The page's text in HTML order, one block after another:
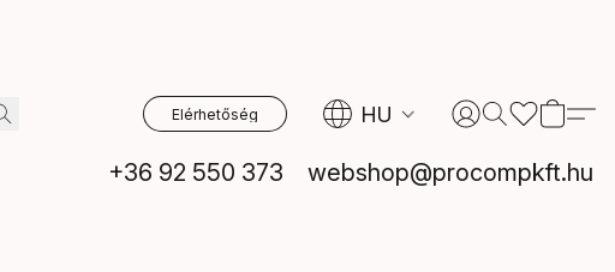
Elérhetőség HU
+36 92 550 373 webshop@procompkft.hu